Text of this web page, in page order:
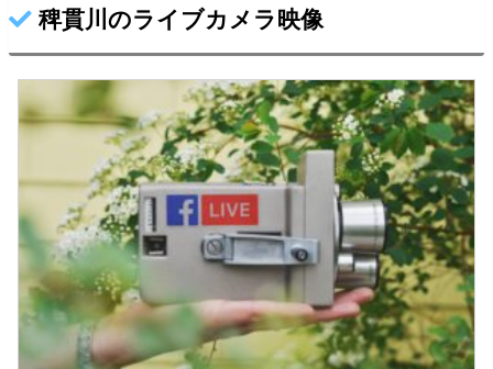
稗貫川のライブカメラ映像